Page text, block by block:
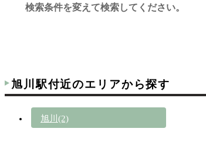
検索条件を変えて検索してください。
旭川駅付近のエリアから探す
旭川(2)